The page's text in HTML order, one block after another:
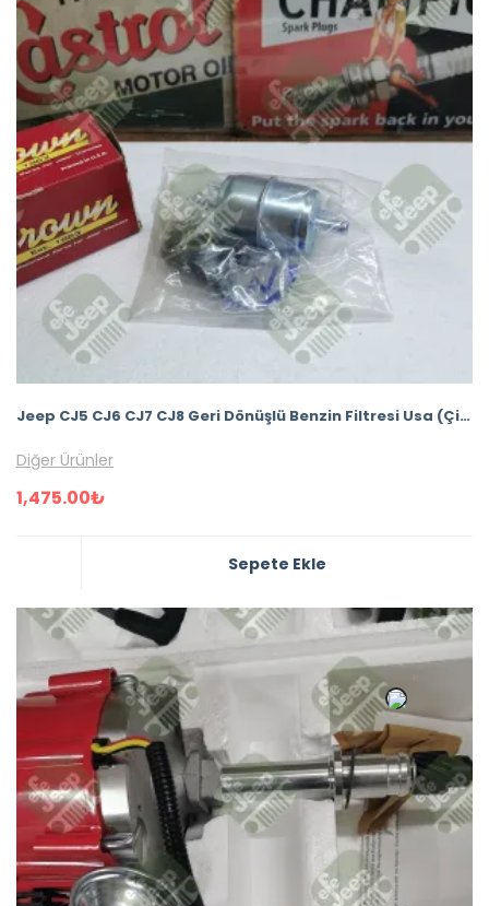
Jeep CJ5 CJ6 CJ7 CJ8 Geri Dönüşlü Benzin Filtresi Usa (Çift çıkış benzin filtresi)
Diğer Ürünler
1,475.00₺
Sepete Ekle